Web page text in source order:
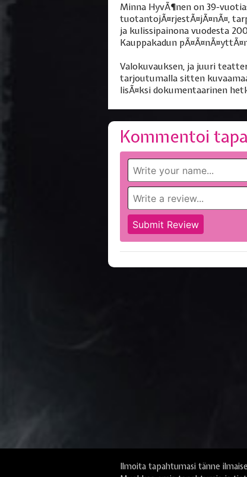
Minna HyvÃ¶nen on 39-
tuotantojÃ¤rjestÃ¤jÃ¤nÃ¤,
ja kulissipainona vuodesta
Kauppakadun
Valokuvauksen, ja juuri
tarjoutumalla sitten
lisÃ¤ksi dokumentaarinen
Kommentoi
Ilmoita tapahtumasi tänne